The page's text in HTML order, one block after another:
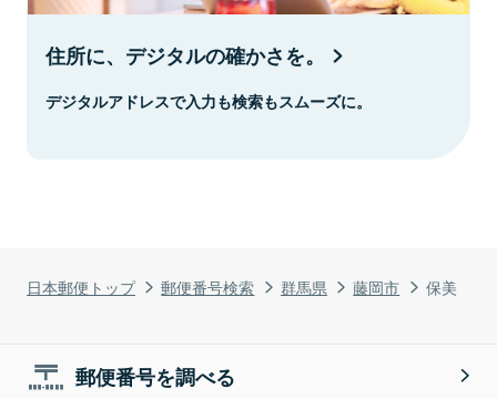
日本郵便トップ 郵便番号検索 群馬県 藤岡市 保美
住所に、デジタルの確かさを。
デジタルアドレスで入力も検索もスムーズに。
郵便番号を調べる